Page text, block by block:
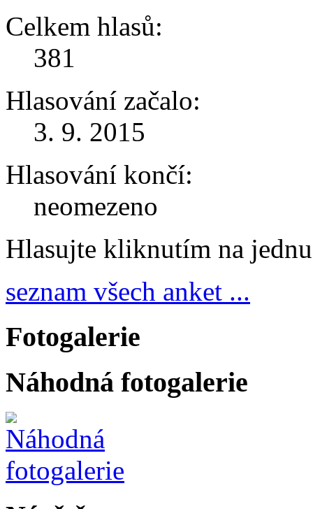
Celkem hlasů:
381
Hlasování začalo:
3. 9. 2015
Hlasování končí:
neomezeno
Hlasujte kliknutím na
seznam všech anket ...
Fotogalerie
Náhodná fotogalerie